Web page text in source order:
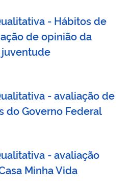
- Hábitos de
de opinião da
- avaliação de
do Governo Federal
- avaliação
Minha Vida